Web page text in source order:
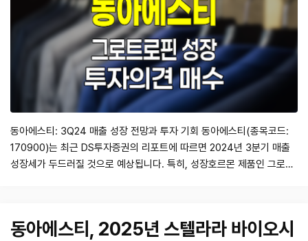
동아에스티: 3Q24 매출 성장 전망과 투자 기회 동아에스티(종목코드:
170900)는 최근 DS투자증권의 리포트에 따르면 2024년 3분기 매출
성장세가 두드러질 것으로 예상됩니다. 특히, 성장호르몬 제품인 그로트
주로 성장호르몬…
동아에스티, 2025년 스텔라라 바이오시